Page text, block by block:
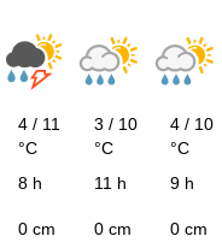
4 / 11
°C
3 / 10
°C
4 / 10
°C
8 h 11 h 9 h
0 cm 0 cm 0 cm